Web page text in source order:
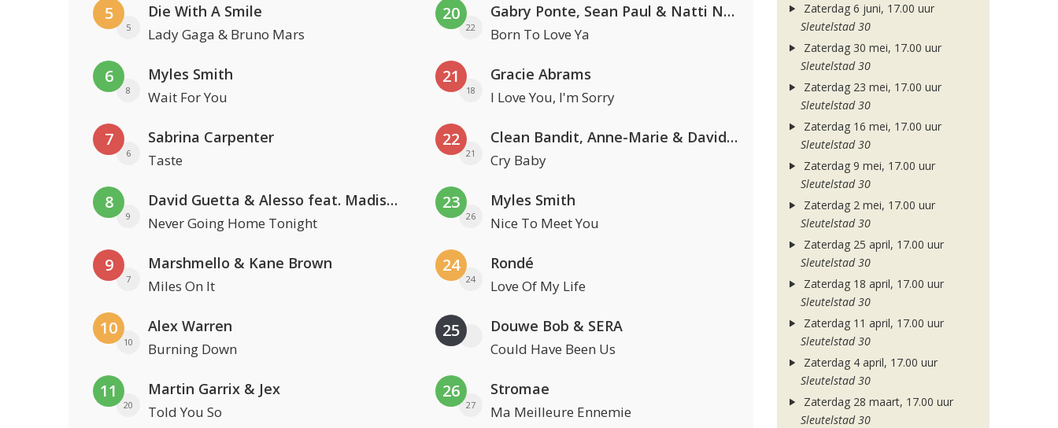
5
5
Die With A Smile
Lady Gaga & Bruno Mars
6
8
Myles Smith
Wait For You
7
6
Sabrina Carpenter
Taste
8
9
David Guetta & Alesso feat. Madison Love
Never Going Home Tonight
9
7
Marshmello & Kane Brown
Miles On It
10
10
Alex Warren
Burning Down
11
20
Martin Garrix & Jex
Told You So
20
22
Gabry Ponte, Sean Paul & Natti Natasha
Born To Love Ya
21
18
Gracie Abrams
I Love You, I'm Sorry
22
21
Clean Bandit, Anne-Marie & David Guetta
Cry Baby
23
26
Myles Smith
Nice To Meet You
24
24
Rondé
Love Of My Life
25 Douwe Bob & SERA
Could Have Been Us
26
27
Stromae
Ma Meilleure Ennemie
Zaterdag 6 juni, 17.00 uur
Sleutelstad 30
Zaterdag 30 mei, 17.00 uur
Sleutelstad 30
Zaterdag 23 mei, 17.00 uur
Sleutelstad 30
Zaterdag 16 mei, 17.00 uur
Sleutelstad 30
Zaterdag 9 mei, 17.00 uur
Sleutelstad 30
Zaterdag 2 mei, 17.00 uur
Sleutelstad 30
Zaterdag 25 april, 17.00 uur
Sleutelstad 30
Zaterdag 18 april, 17.00 uur
Sleutelstad 30
Zaterdag 11 april, 17.00 uur
Sleutelstad 30
Zaterdag 4 april, 17.00 uur
Sleutelstad 30
Zaterdag 28 maart, 17.00 uur
Sleutelstad 30